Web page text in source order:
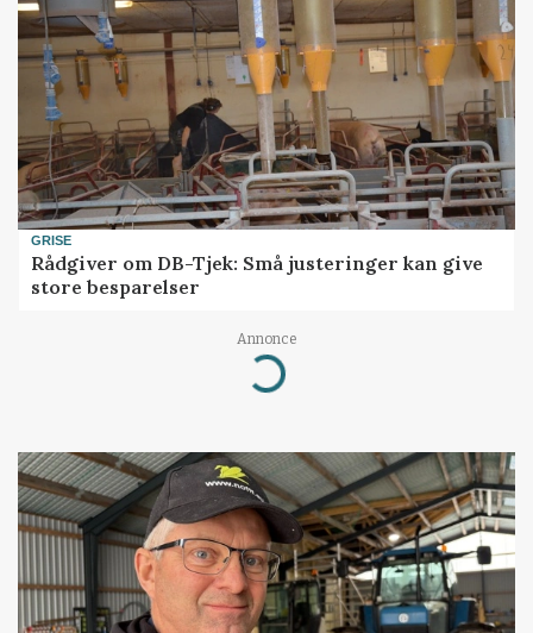
GRISE
Rådgiver om DB-Tjek: Små justeringer kan give
store besparelser
Annonce
Loading...